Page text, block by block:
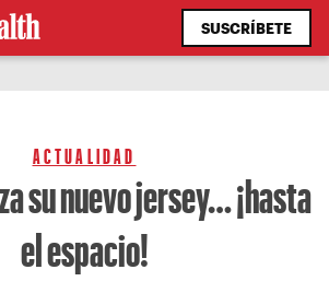
SUSCRÍBETE
ACTUALIDAD
su nuevo jersey… ¡hasta
el espacio!